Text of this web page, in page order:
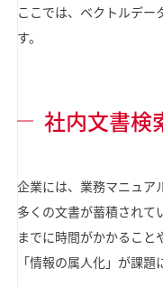
ここでは、ベクトルデー
す。
社内文書検
企業には、業務マニュア
多くの文書が蓄積されて
までに時間がかかること
「情報の属人化」が課題